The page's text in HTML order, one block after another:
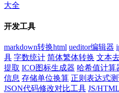
大全
开发工具
markdown转换html ueditor编辑器
具 字数统计 简体繁体转换 文本
提取 ICO图标生成器 哈希值计算
信息 存储单位换算 正则表达式
JSON代码修改对比工具 JS/